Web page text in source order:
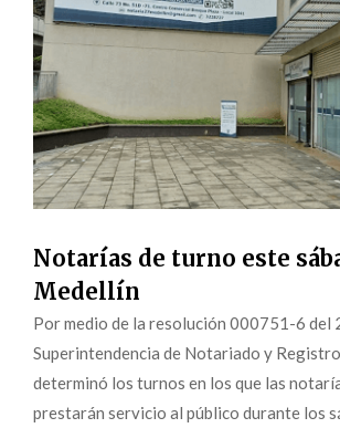
Notarías de turno este
Medellín
Por medio de la resolución 000751-6 del
Superintendencia de Notariado y Registro
determinó los turnos en los que las
prestarán servicio al público durante los